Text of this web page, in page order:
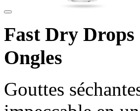
Fast Dry Drops
Ongles
Gouttes